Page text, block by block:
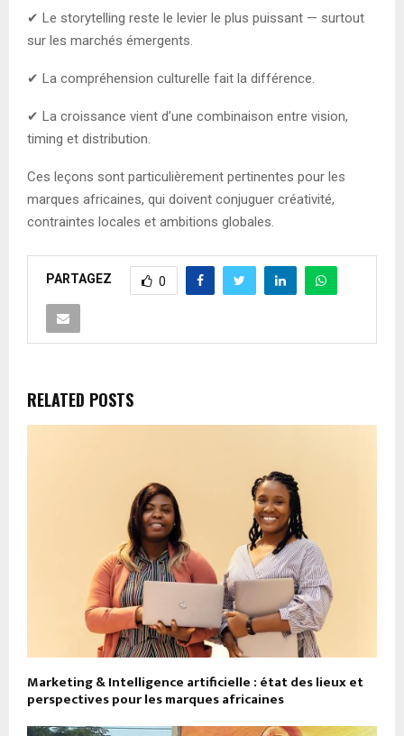
✔ Le storytelling reste le levier le plus puissant — surtout
sur les marchés émergents.
✔ La compréhension culturelle fait la différence.
✔ La croissance vient d’une combinaison entre vision,
timing et distribution.
Ces leçons sont particulièrement pertinentes pour les
marques africaines, qui doivent conjuguer créativité,
contraintes locales et ambitions globales.
PARTAGEZ 0
RELATED POSTS
Marketing & Intelligence artificielle : état des lieux et
perspectives pour les marques africaines